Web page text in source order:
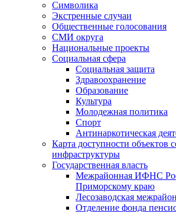
Символика
Экстренные случаи
Общественные голосования
СМИ округа
Национальные проекты
Социальная сфера
Социальная защита
Здравоохранение
Образование
Культура
Молодежная политика
Спорт
Антинаркотическая
Карта доступности объектов
инфраструктуры
Государственная власть
Межрайонная ИФНС
Приморскому краю
Лесозаводская
Отделение фонда